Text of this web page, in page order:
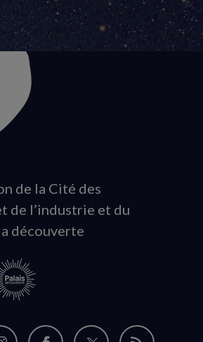
de la Cité des
de l’industrie et du
découverte